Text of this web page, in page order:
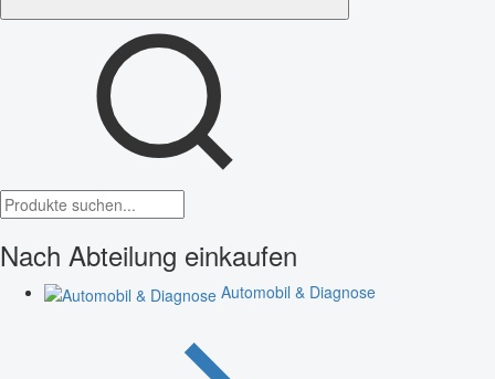
Nach Abteilung einkaufen
Automobil & Diagnose